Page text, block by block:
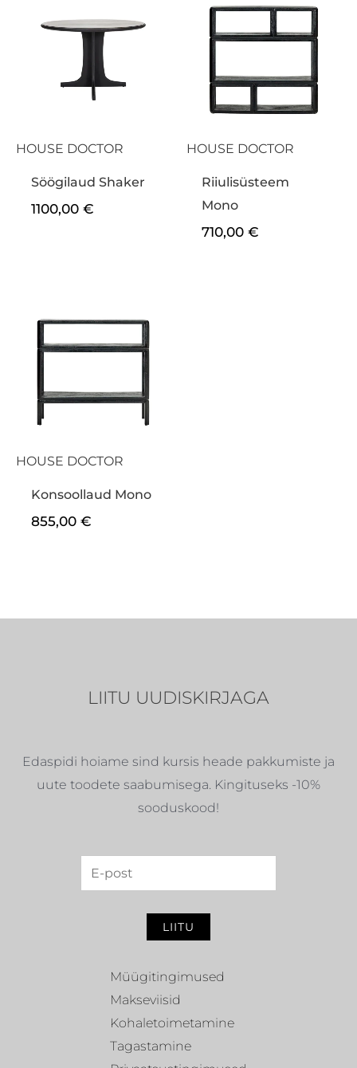
HOUSE DOCTOR
Söögilaud Shaker
1100,00€
HOUSE DOCTOR
Riiulisüsteem
Mono
710,00€
HOUSE DOCTOR
Konsoollaud Mono
855,00€
LIITU UUDISKIRJAGA
Edaspidi hoiame sind kursis heade pakkumiste ja
uute toodete saabumisega. Kingituseks -10%
sooduskood!
LIITU
Müügitingimused
Makseviisid
Kohaletoimetamine
Tagastamine